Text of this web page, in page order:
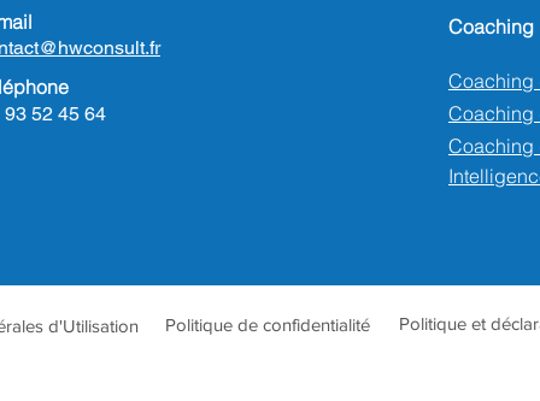
93 52 45 64
Coaching
Coaching
Coaching
d'Utilisation Politique de confidentialité Politique et